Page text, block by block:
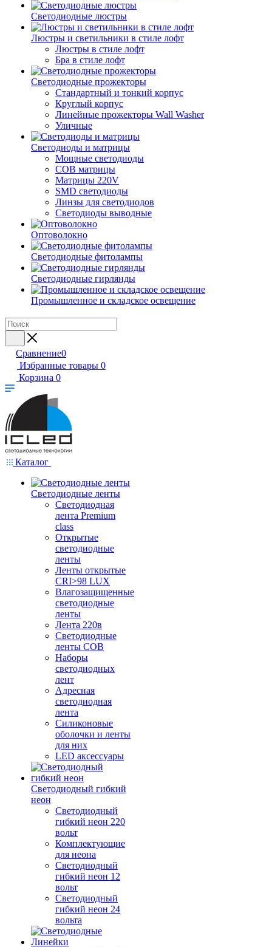
Светодиодные люстры
Люстры и светильники в стиле лофт
Люстры в стиле лофт
Бра в стиле лофт
Светодиодные прожекторы
Стандартный и тонкий корпус
Круглый корпус
Линейные прожекторы Wall Washer
Уличные
Светодиоды и матрицы
Мощные светодиоды
COB матрицы
Матрицы 220V
SMD светодиоды
Линзы для светодиодов
Светодиоды выводные
Оптоволокно
Светодиодные фитолампы
Светодиодные гирлянды
Промышленное и складское освещение
Сравнение0
Избранные товары 0
Корзина 0
Каталог
Светодиодные ленты
Светодиодная
лента Premium
class
Открытые
светодиодные
ленты
Ленты открытые
CRI>98 LUX
Влагозащищенные
светодиодные
ленты
Лента 220в
Светодиодные
ленты COB
Наборы
светодиодных
лент
Адресная
светодиодная
лента
Силиконовые
оболочки и ленты
для них
LED аксессуары
Светодиодный гибкий
неон
Светодиодный
гибкий неон 220
вольт
Комплектующие
для неона
Светодиодный
гибкий неон 12
вольт
Светодиодный
гибкий неон 24
вольта